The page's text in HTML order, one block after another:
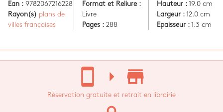
Ean : 9782067216228
Rayon(s) plans de
villes françaises
Format et Reliure :
Livre
Pages : 288
Hauteur :19.0 cm
Largeur :12.0 cm
Epaisseur :1.3 cm
stay_current_portrait arrow_right store_mall_directory
Réservation gratuite et retrait en librairie